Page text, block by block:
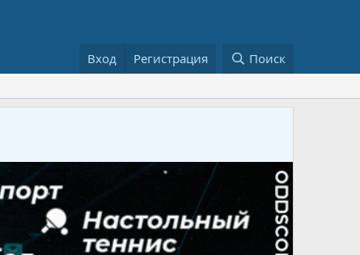
Вход Регистрация Поиск